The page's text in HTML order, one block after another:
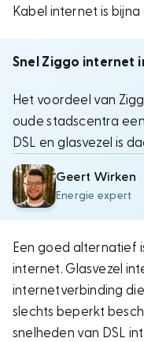
Kabel internet is
Snel Ziggo internet
Het voordeel van
oude stadscentra
DSL en glasvezel is
Geert Wirken
Energie expert
Een goed alternatief
internet. Glasvezel
internetverbinding
slechts beperkt
snelheden van DSL